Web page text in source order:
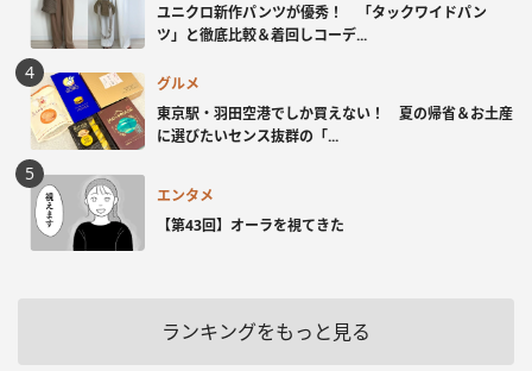
ユニクロ新作パンツが優秀！ 「タックワイドパン
ツ」と徹底比較＆着回しコーデ...
グルメ
東京駅・羽田空港でしか買えない！ 夏の帰省＆お土産
に選びたいセンス抜群の「...
エンタメ
【第43回】オーラを視てきた
ランキングをもっと見る